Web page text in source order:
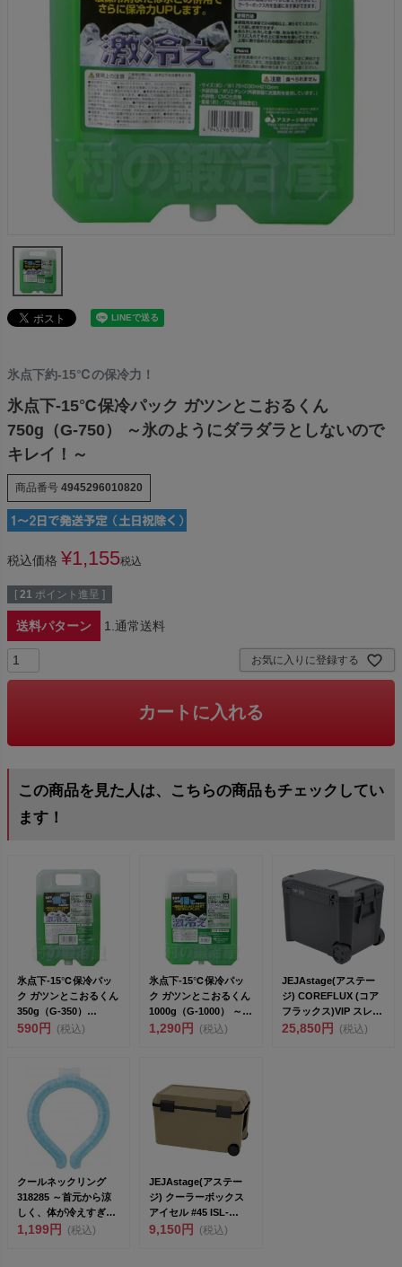
氷点下約-15℃の保冷力！
氷点下-15℃保冷パック ガツンとこおるくん
750g（G-750） ～氷のようにダラダラとしないので
キレイ！～
商品番号 4945296010820
税込価格 ¥1,155税込
[ 21 ポイント進呈 ]
送料パターン 1.通常送料
お気に入りに登録する
カートに入れる
この商品を見た人は、こちらの商品もチェックしてい
ます！
氷点下-15℃保冷パッ
ク ガツンとこおるくん
350g（G-350）
<br&g...
590円 (税込)
氷点下-15℃保冷パッ
ク ガツンとこおるくん
1000g（G-1000） ～氷
のよう...
1,290円 (税込)
JEJAstage(アステー
ジ) COREFLUX (コア
フラックス)VIP スレ
ー...
25,850円 (税込)
クールネックリング
318285 ～首元から涼
しく、体が冷えすぎな
い。一年中、繰り返...
1,199円 (税込)
JEJAstage(アステー
ジ) クーラーボックス
アイセル #45 ISL-
45S...
9,150円 (税込)